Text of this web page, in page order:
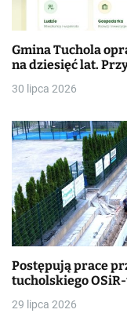
Gmina Tuchola
na dziesięć lat.
30 lipca 2026
Postępują prace
tucholskiego
29 lipca 2026